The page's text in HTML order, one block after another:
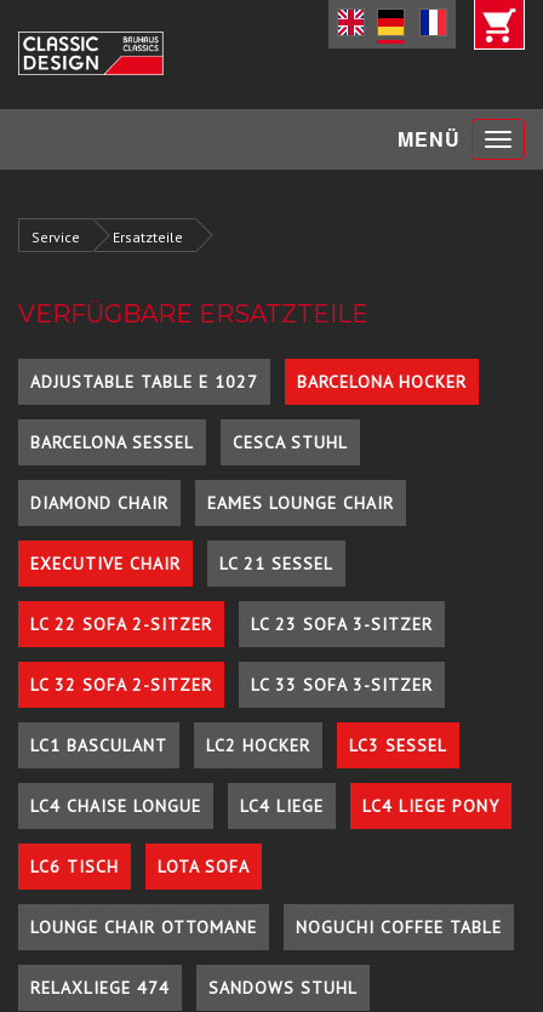
MENÜ Toggle
Service Ersatzteile
VERFÜGBARE ERSATZTEILE
ADJUSTABLE TABLE E 1027 BARCELONA HOCKER
BARCELONA SESSEL CESCA STUHL
DIAMOND CHAIR EAMES LOUNGE CHAIR
EXECUTIVE CHAIR LC 21 SESSEL
LC 22 SOFA 2-SITZER LC 23 SOFA 3-SITZER
LC 32 SOFA 2-SITZER LC 33 SOFA 3-SITZER
LC1 BASCULANT LC2 HOCKER LC3 SESSEL
LC4 CHAISE LONGUE LC4 LIEGE LC4 LIEGE PONY
LC6 TISCH LOTA SOFA
LOUNGE CHAIR OTTOMANE NOGUCHI COFFEE TABLE
RELAXLIEGE 474 SANDOWS STUHL